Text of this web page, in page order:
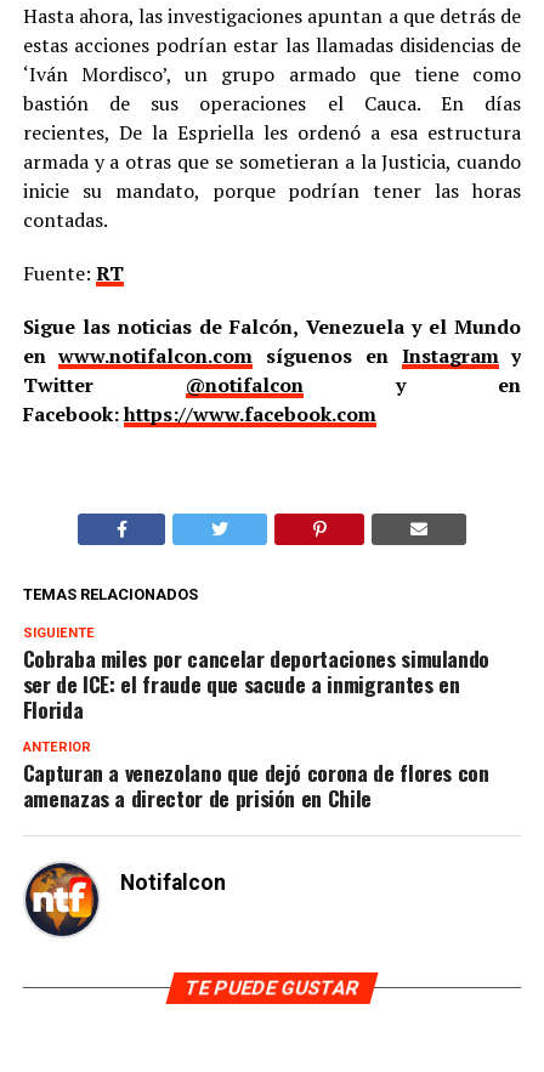
Hasta ahora, las investigaciones apuntan a que detrás de
estas acciones podrían estar las llamadas disidencias de
‘Iván Mordisco’, un grupo armado que tiene como
bastión de sus operaciones el Cauca. En días
recientes, De la Espriella les ordenó a esa estructura
armada y a otras que se sometieran a la Justicia, cuando
inicie su mandato, porque podrían tener las horas
contadas.
Fuente: RT
Sigue las noticias de Falcón, Venezuela y el Mundo
enwww.notifalcon.com síguenos en Instagramy
Twitter @notifalcony en
Facebook:https://www.facebook.com
TEMAS RELACIONADOS
SIGUIENTE
Cobraba miles por cancelar deportaciones simulando
ser de ICE: el fraude que sacude a inmigrantes en
Florida
ANTERIOR
Capturan a venezolano que dejó corona de flores con
amenazas a director de prisión en Chile
Notifalcon
TE PUEDE GUSTAR